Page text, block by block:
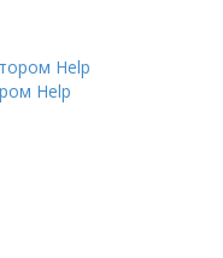
Help